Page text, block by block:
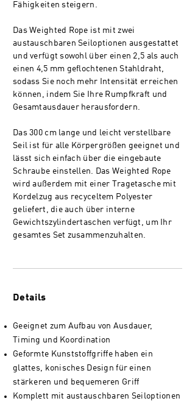
Fähigkeiten steigern.
Das Weighted Rope ist mit zwei
austauschbaren Seiloptionen ausgestattet
und verfügt sowohl über einen 2,5 als auch
einen 4,5 mm geflochtenen Stahldraht,
sodass Sie noch mehr Intensität erreichen
können, indem Sie Ihre Rumpfkraft und
Gesamtausdauer herausfordern.
Das 300 cm lange und leicht verstellbare
Seil ist für alle Körpergrößen geeignet und
lässt sich einfach über die eingebaute
Schraube einstellen. Das Weighted Rope
wird außerdem mit einer Tragetasche mit
Kordelzug aus recyceltem Polyester
geliefert, die auch über interne
Gewichtszylindertaschen verfügt, um Ihr
gesamtes Set zusammenzuhalten.
Details
​Geeignet zum Aufbau von Ausdauer,
Timing und Koordination
Geformte Kunststoffgriffe haben ein
glattes, konisches Design für einen
stärkeren und bequemeren Griff
Komplett mit austauschbaren Seiloptionen